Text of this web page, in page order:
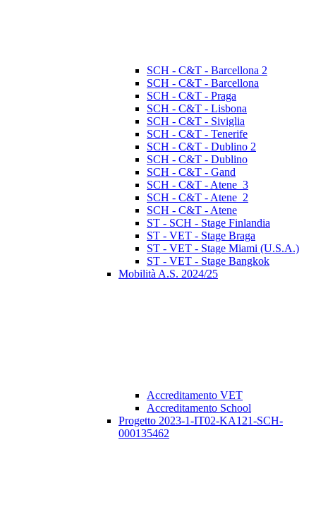
SCH - C&T - Barcellona 2
SCH - C&T - Barcellona
SCH - C&T - Praga
SCH - C&T - Lisbona
SCH - C&T - Siviglia
SCH - C&T - Tenerife
SCH - C&T - Dublino 2
SCH - C&T - Dublino
SCH - C&T - Gand
SCH - C&T - Atene_3
SCH - C&T - Atene_2
SCH - C&T - Atene
ST - SCH - Stage Finlandia
ST - VET - Stage Braga
ST - VET - Stage Miami (U.S.A.)
ST - VET - Stage Bangkok
Mobilità A.S. 2024/25
Accreditamento VET
Accreditamento School
Progetto 2023-1-IT02-KA121-SCH-
000135462